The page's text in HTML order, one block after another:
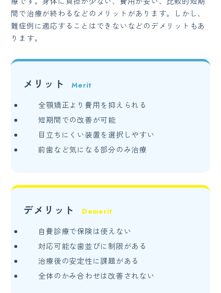
間で治療が終わるなどのメリットがあります。しかし、
難症例に適応することはできないなどのデメリットもあ
ります。
メリット
全顎矯正より費用を抑えられる
短期間での改善が可能
目立ちにくい装置を選択しやすい
前歯など気になる部分のみ治療
デメリット
自費診療で保険は使えない
対応可能な歯並びに制限がある
治療後の安定性に課題がある
全体のかみ合わせは改善されない